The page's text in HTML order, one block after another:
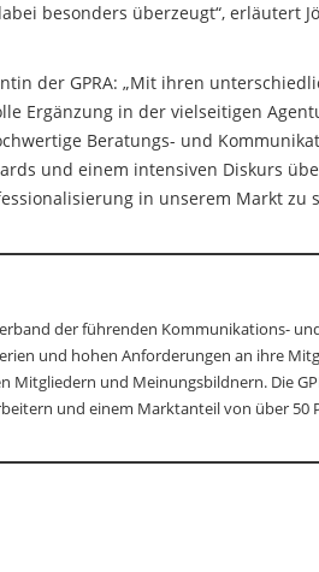
besonders überzeugt“, erläutert
der GPRA: „Mit ihren
Ergänzung in der vielseitigen
Beratungs- und
und einem intensiven Diskurs
in unserem Markt zu
der führenden Kommunikations-
und hohen Anforderungen an ihre
Mitgliedern und Meinungsbildnern. Die
und einem Marktanteil von über 50